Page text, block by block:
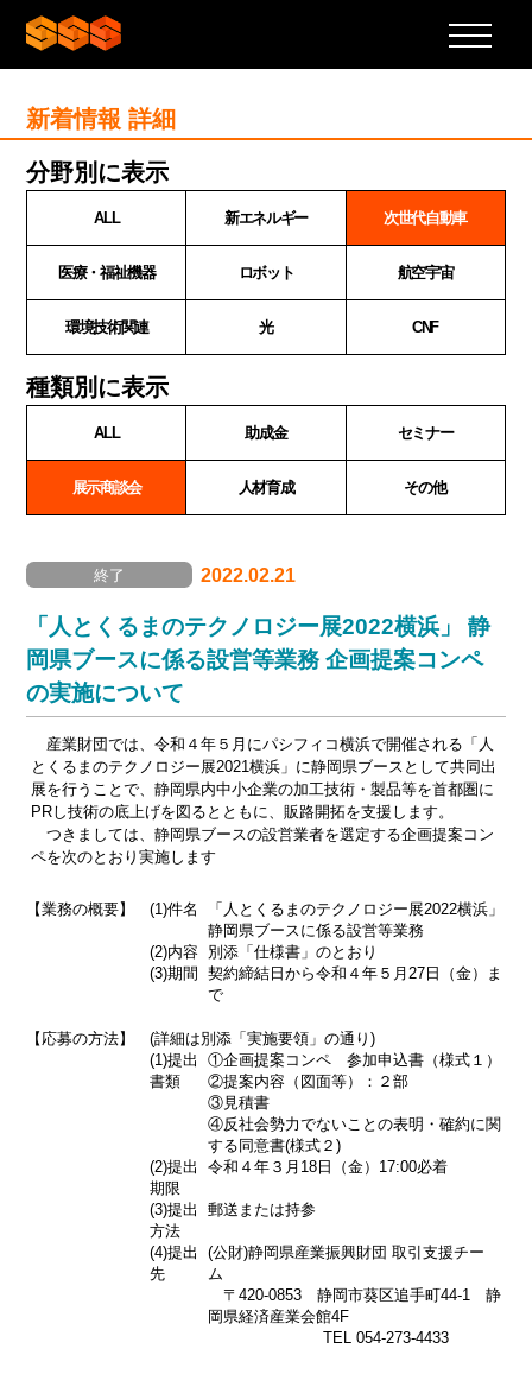
新着情報 詳細
分野別に表示
ALL 新エネルギー 次世代自動車
医療・福祉機器 ロボット 航空宇宙
環境技術関連 光 CNF
種類別に表示
ALL 助成金 セミナー
展示商談会 人材育成 その他
終了 2022.02.21
「人とくるまのテクノロジー展2022横浜」 静
岡県ブースに係る設営等業務 企画提案コンペ
の実施について
産業財団では、令和４年５月にパシフィコ横浜で開催される「人
とくるまのテクノロジー展2021横浜」に静岡県ブースとして共同出
展を行うことで、静岡県内中小企業の加工技術・製品等を首都圏に
PRし技術の底上げを図るとともに、販路開拓を支援します。
つきましては、静岡県ブースの設営業者を選定する企画提案コン
ペを次のとおり実施します
【業務の概要】 (1)件名
「人とくるまのテクノロジー展2022横浜」
静岡県ブースに係る設営等業務
(2)内容 別添「仕様書」のとおり
(3)期間
契約締結日から令和４年５月27日（金）ま
で
【応募の方法】
(詳細は別添「実施要領」の通り)
(1)提出
書類
①企画提案コンペ 参加申込書（様式１）
②提案内容（図面等）：２部
③見積書
④反社会勢力でないことの表明・確約に関
する同意書(様式２)
(2)提出
期限
令和４年３月18日（金）17:00必着
(3)提出
方法
郵送または持参
(4)提出
先
(公財)静岡県産業振興財団 取引支援チー
ム
〒420-0853 静岡市葵区追手町44-1 静
岡県経済産業会館4F
TEL 054-273-4433